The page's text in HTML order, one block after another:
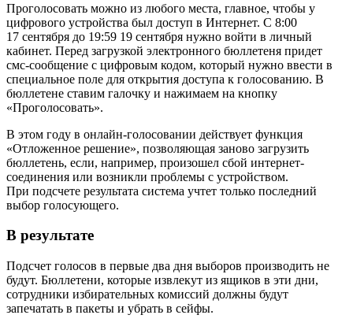
Проголосовать можно из любого места, главное, чтобы у
цифрового устройства был доступ в Интернет. С 8:00
17 сентября до 19:59 19 сентября нужно войти в личный
кабинет. Перед загрузкой электронного бюллетеня придет
смс-сообщение с цифровым кодом, который нужно ввести в
специальное поле для открытия доступа к голосованию. В
бюллетене ставим галочку и нажимаем на кнопку
«Проголосовать».
В этом году в онлайн-голосовании действует функция
«Отложенное решение», позволяющая заново загрузить
бюллетень, если, например, произошел сбой интернет-
соединения или возникли проблемы с устройством.
При подсчете результата система учтет только последний
выбор голосующего.
В результате
Подсчет голосов в первые два дня выборов производить не
будут. Бюллетени, которые извлекут из ящиков в эти дни,
сотрудники избирательных комиссий должны будут
запечатать в пакеты и убрать в сейфы.